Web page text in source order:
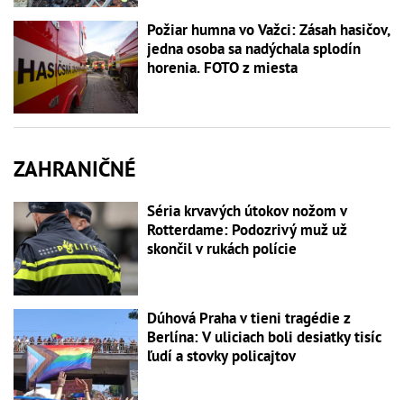
Požiar humna vo Važci: Zásah hasičov,
jedna osoba sa nadýchala splodín
horenia. FOTO z miesta
ZAHRANIČNÉ
Séria krvavých útokov nožom v
Rotterdame: Podozrivý muž už
skončil v rukách polície
Dúhová Praha v tieni tragédie z
Berlína: V uliciach boli desiatky tisíc
ľudí a stovky policajtov